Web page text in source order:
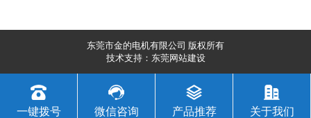
东莞市金的电机有限公司 版权所有
技术支持： 东莞网站建设
一键拨号 微信咨询 产品推荐 关于我们